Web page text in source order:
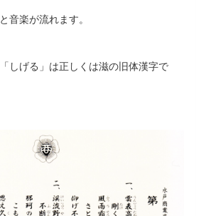
音楽が流れます。
しげる」は正しくは滋の旧体漢字で